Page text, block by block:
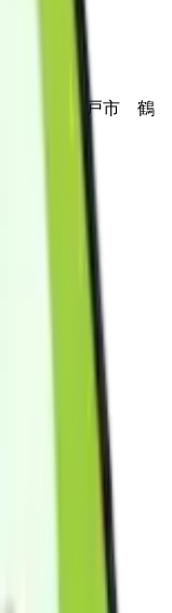
わ町 坂戸市 鶴
3日